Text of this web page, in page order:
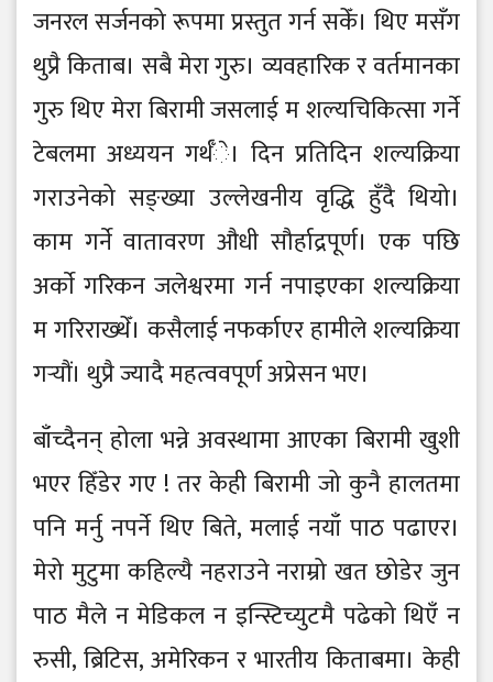
जनरल सर्जनको रूपमा प्रस्तुत गर्न सकेँ। थिए मसँग
थुप्रै किताब। सबै मेरा गुरु। व्यवहारिक र वर्तमानका
गुरु थिए मेरा बिरामी जसलाई म शल्यचिकित्सा गर्ने
टेबलमा अध्ययन गर्थँे। दिन प्रतिदिन शल्यक्रिया
गराउनेको सङ्ख्या उल्लेखनीय वृद्धि हुँदै थियो।
काम गर्ने वातावरण औधी सौर्हाद्रपूर्ण। एक पछि
अर्काे गरिकन जलेश्वरमा गर्न नपाइएका शल्यक्रिया
म गरिराख्थेँ। कसैलाई नफर्काएर हामीले शल्यक्रिया
गर्‍यौं। थुप्रै ज्यादै महत्ववपूर्ण अप्रेसन भए।
बाँच्दैनन् होला भन्ने अवस्थामा आएका बिरामी खुशी
भएर हिँडेर गए ! तर केही बिरामी जो कुनै हालतमा
पनि मर्नु नपर्ने थिए बिते, मलाई नयाँ पाठ पढाएर।
मेरो मुटुमा कहिल्यै नहराउने नराम्रो खत छोडेर जुन
पाठ मैले न मेडिकल न इन्स्टिच्युटमै पढेको थिएँ न
रुसी, ब्रिटिस, अमेरिकन र भारतीय किताबमा। केही